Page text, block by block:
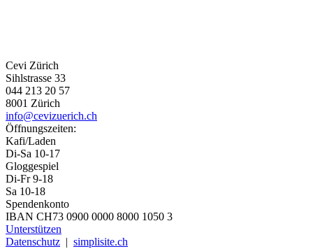
Cevi Zürich
Sihlstrasse 33
044 213 20 57
8001 Zürich
info@cevizuerich.ch
Öffnungszeiten:
Kafi/Laden
Di-Sa 10-17
Gloggespiel
Di-Fr 9-18
Sa 10-18
Spendenkonto
IBAN CH73 0900 0000 8000 1050 3
Unterstützen
Datenschutz | simplisite.ch